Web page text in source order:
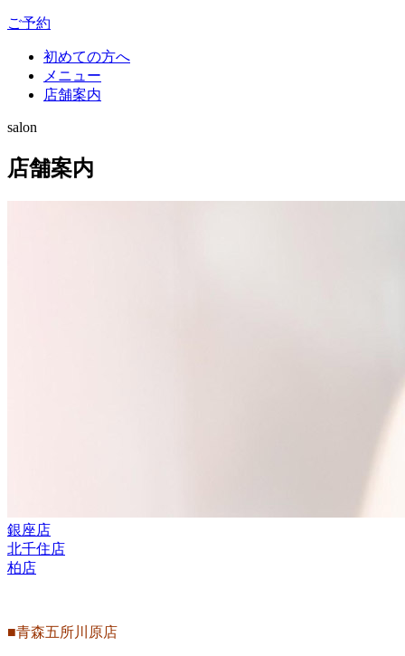
ご予約
初めての方へ
メニュー
店舗案内
salon
店舗案内
銀座店
北千住店
柏店
■青森五所川原店